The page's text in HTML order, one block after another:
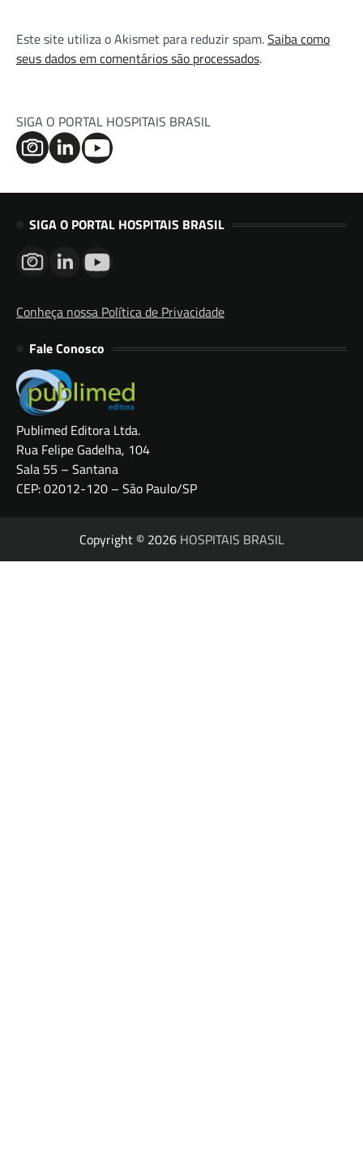
Este site utiliza o Akismet para reduzir spam.Saiba como
seus dados em comentários são processados.
SIGA O PORTAL HOSPITAIS BRASIL
SIGA O PORTAL HOSPITAIS BRASIL
Conheça nossa Política de Privacidade
Fale Conosco
Publimed Editora Ltda.
Rua Felipe Gadelha, 104
Sala 55 – Santana
CEP: 02012-120 – São Paulo/SP
Copyright © 2026 HOSPITAIS BRASIL